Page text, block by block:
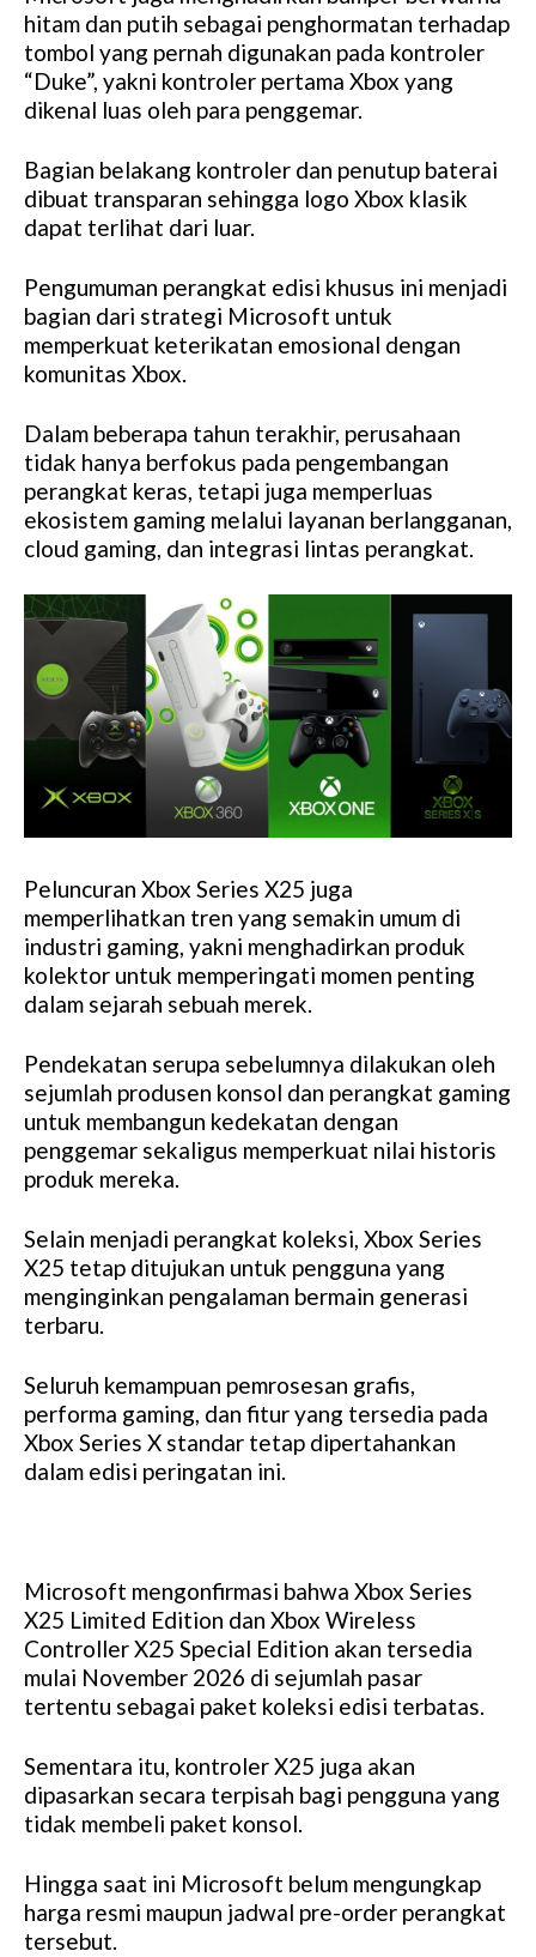
hitam dan putih sebagai penghormatan terhadap
tombol yang pernah digunakan pada kontroler
“Duke”, yakni kontroler pertama Xbox yang
dikenal luas oleh para penggemar.
Bagian belakang kontroler dan penutup baterai
dibuat transparan sehingga logo Xbox klasik
dapat terlihat dari luar.
Pengumuman perangkat edisi khusus ini menjadi
bagian dari strategi Microsoft untuk
memperkuat keterikatan emosional dengan
komunitas Xbox.
Dalam beberapa tahun terakhir, perusahaan
tidak hanya berfokus pada pengembangan
perangkat keras, tetapi juga memperluas
ekosistem gaming melalui layanan berlangganan,
cloud gaming, dan integrasi lintas perangkat.
Peluncuran Xbox Series X25 juga
memperlihatkan tren yang semakin umum di
industri gaming, yakni menghadirkan produk
kolektor untuk memperingati momen penting
dalam sejarah sebuah merek.
Pendekatan serupa sebelumnya dilakukan oleh
sejumlah produsen konsol dan perangkat gaming
untuk membangun kedekatan dengan
penggemar sekaligus memperkuat nilai historis
produk mereka.
Selain menjadi perangkat koleksi, Xbox Series
X25 tetap ditujukan untuk pengguna yang
menginginkan pengalaman bermain generasi
terbaru.
Seluruh kemampuan pemrosesan grafis,
performa gaming, dan fitur yang tersedia pada
Xbox Series X standar tetap dipertahankan
dalam edisi peringatan ini.
Microsoft mengonfirmasi bahwa Xbox Series
X25 Limited Edition dan Xbox Wireless
Controller X25 Special Edition akan tersedia
mulai November 2026 di sejumlah pasar
tertentu sebagai paket koleksi edisi terbatas.
Sementara itu, kontroler X25 juga akan
dipasarkan secara terpisah bagi pengguna yang
tidak membeli paket konsol.
Hingga saat ini Microsoft belum mengungkap
harga resmi maupun jadwal pre-order perangkat
tersebut.